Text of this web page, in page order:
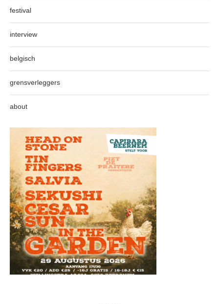
festival
interview
belgisch
grensverleggers
about